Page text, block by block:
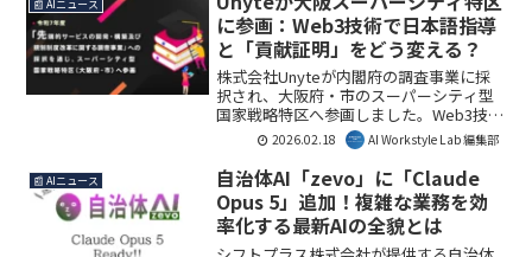
て重要な意味を持ちます。AI Workstyle
Lab編集部としては、オンプレミスAIの可
能性を広げる一歩と見ています。
📰 AIニュース
に参画：Web3技術で日本語指導
と「貢献証明」をどう変える？
株式会社Unyteが内閣府の調査事業に採
択され、大阪府・市のスーパーシティ型
国家戦略特区へ参画しました。Web3技術
を活用し、日本語指導の地域学習体制強
化や「貢献の可視化・証明」基盤構築を
目指します。この取り組みは、教育現場
におけるデータ活用と共生社会実現に向
けた新たな一歩となるでしょう。AI
Workstyle Lab編集部としては、Web3と
AIが融合する社会実装の先進事例として
2026.02.18 AI Workstyle Lab 編集部
📰 AIニュース
自治体AI「zevo」に「Claude
Opus 5」追加！複雑な業務を効
率化する最新AIの全貌とは